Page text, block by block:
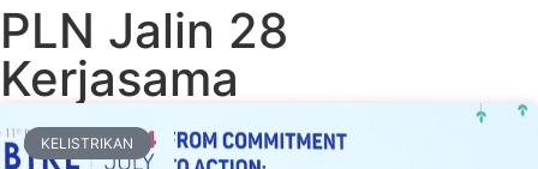
PLN Jalin 28
Kerjasama
KELISTRIKAN